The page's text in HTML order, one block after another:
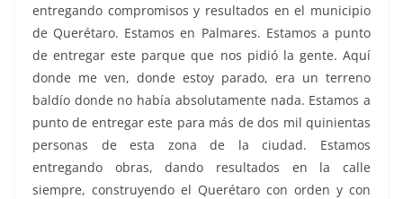
entregando compromisos y resultados en el municipio
de Querétaro. Estamos en Palmares. Estamos a punto
de entregar este parque que nos pidió la gente. Aquí
donde me ven, donde estoy parado, era un terreno
baldío donde no había absolutamente nada. Estamos a
punto de entregar este para más de dos mil quinientas
personas de esta zona de la ciudad. Estamos
entregando obras, dando resultados en la calle
siempre, construyendo el Querétaro con orden y con